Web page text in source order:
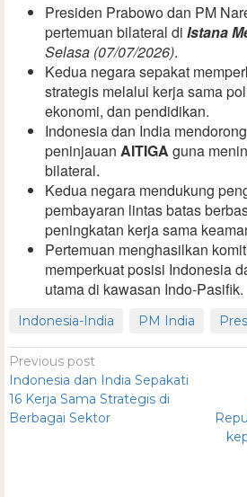
Presiden Prabowo dan PM
pertemuan bilateral di Istana
Selasa (07/07/2026).
Kedua negara sepakat
strategis melalui kerja sama
ekonomi, dan pendidikan.
Indonesia dan India
peninjauan AITIGA guna
bilateral.
Kedua negara mendukung
pembayaran lintas batas
peningkatan kerja sama
Pertemuan menghasilkan
memperkuat posisi Indonesia
utama di kawasan Indo-Pasifik.
Indonesia-India PM India
Previous post
Indonesia dan India Sepakati
16 Kerja Sama Strategis di
Berbagai Sektor